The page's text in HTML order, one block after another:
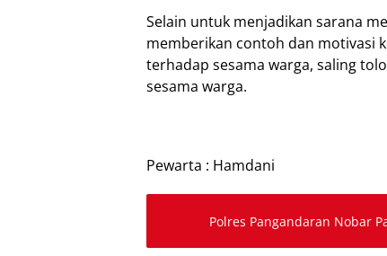
Selain untuk menjadikan sarana
memberikan contoh dan motivasi
terhadap sesama warga, saling
sesama warga.
Pewarta : Hamdani
Polres Pangandaran Nobar